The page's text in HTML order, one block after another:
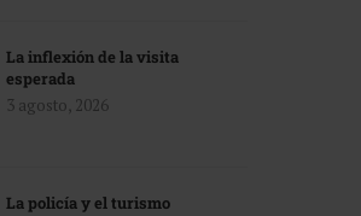
La inflexión de la visita
esperada
3 agosto, 2026
La policía y el turismo